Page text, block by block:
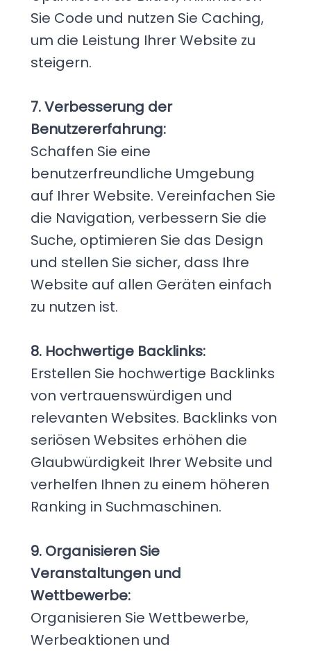
Sie Code und nutzen Sie Caching,
um die Leistung Ihrer Website zu
steigern.
7. Verbesserung der
Benutzererfahrung:
Schaffen Sie eine
benutzerfreundliche Umgebung
auf Ihrer Website. Vereinfachen Sie
die Navigation, verbessern Sie die
Suche, optimieren Sie das Design
und stellen Sie sicher, dass Ihre
Website auf allen Geräten einfach
zu nutzen ist.
8. Hochwertige Backlinks:
Erstellen Sie hochwertige Backlinks
von vertrauenswürdigen und
relevanten Websites. Backlinks von
seriösen Websites erhöhen die
Glaubwürdigkeit Ihrer Website und
verhelfen Ihnen zu einem höheren
Ranking in Suchmaschinen.
9. Organisieren Sie
Veranstaltungen und
Wettbewerbe:
Organisieren Sie Wettbewerbe,
Werbeaktionen und